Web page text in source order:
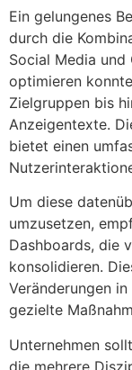
Ein gelungenes
durch die
Social Media und
optimieren
Zielgruppen bis
Anzeigentexte.
bietet einen
Um diese
umzusetzen,
Dashboards, die
konsolidieren.
Veränderungen
gezielte
Unternehmen
die mehrere